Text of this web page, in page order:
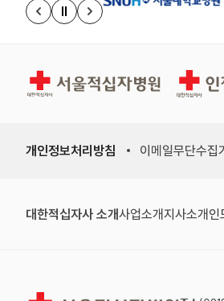
이전 슬라이드
정지
다음 슬라이드
서울적십자병원 인천적
개인정보처리방침 이메일무단수집
대한적십자사 소개(새 창)
사업소개(새 창)
지사소개 (
인